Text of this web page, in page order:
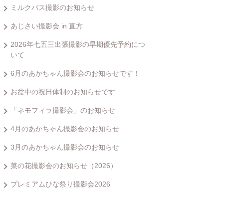
ミルクバス撮影のお知らせ
あじさい撮影会 in 直方
2026年七五三出張撮影の早期優先予約につ
いて
6月のあかちゃん撮影会のお知らせです！
お盆中の祝日体制のお知らせです
「ネモフィラ撮影会」のお知らせ
4月のあかちゃん撮影会のお知らせ
3月のあかちゃん撮影会のお知らせ
菜の花撮影会のお知らせ（2026）
プレミアムひな祭り撮影会2026